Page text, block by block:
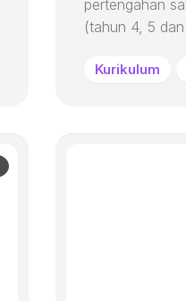
pertengahan
(tahun 4, 5
Kurikulum